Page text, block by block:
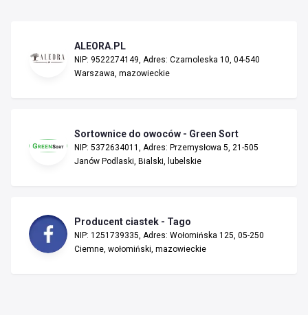
ALEORA.PL
NIP: 9522274149, Adres: Czarnoleska 10, 04-540
Warszawa, mazowieckie
Sortownice do owoców - Green Sort
NIP: 5372634011, Adres: Przemysłowa 5, 21-505
Janów Podlaski, Bialski, lubelskie
Producent ciastek - Tago
NIP: 1251739335, Adres: Wołomińska 125, 05-250
Ciemne, wołomiński, mazowieckie